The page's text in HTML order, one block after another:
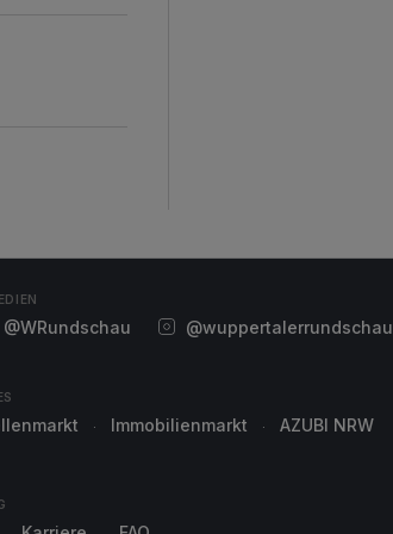
@WRundschau @wuppertalerrundschau
Immobilienmarkt AZUBI NRW